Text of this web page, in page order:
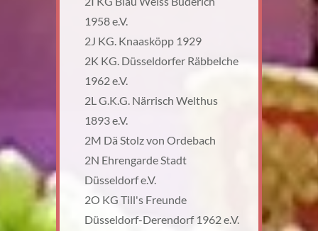
1958 e.V.
2J KG. Knaasköpp 1929
2K KG. Düsseldorfer Räbbelche
1962 e.V.
2L G.K.G. Närrisch Welthus
1893 e.V.
2M Dä Stolz von Ordebach
2N Ehrengarde Stadt
Düsseldorf e.V.
2O KG Till's Freunde
Düsseldorf-Derendorf 1962 e.V.